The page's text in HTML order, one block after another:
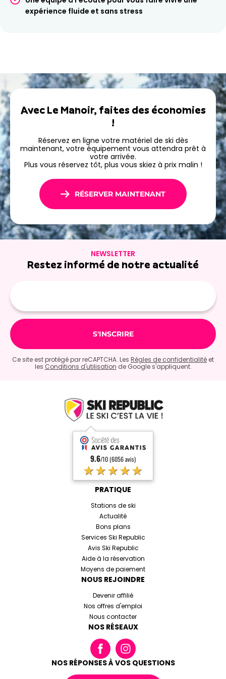
Parajumpers, Bogner ou Oakleypour allier confort,
pleinement de votre
séjour
En réservant votre matériel en ligne, vous bénéficiez de
et d’une organisation simple. Votre
équipement sera prêt à votre arrivée, pour vous faire
gagner du temps et partir skier sans attendre.
Réservez dès maintenant votre location de ski ou
snowboard à Arc 1950 Le Manoir avec Ski Republic et
profitez pleinement de votre séjour.
expérience fluide et sans stress
Avec Le Manoir, faites des économies
!
Réservez en ligne votre matériel de ski dès
maintenant, votre équipement vous attendra prêt à
votre arrivée.
Plus vous réservez tôt, plus vous skiez à prix malin !
RÉSERVER MAINTENANT
NEWSLETTER
Restez informé de notre actualité
mail
Ce site est protégé par reCAPTCHA. Les Règles de confidentialité et
les Conditions d'utilisation de Google s'appliquent.
9.6/10 (6056 avis)
★★★★★
PRATIQUE
Stations de ski
Actualité
Bons plans
Services Ski Republic
Avis Ski Republic
Aide à la réservation
Moyens de paiement
NOUS REJOINDRE
Devenir affilié
Nos offres d'emploi
Nous contacter
NOS RÉSEAUX
NOS RÉPONSES À VOS QUESTIONS